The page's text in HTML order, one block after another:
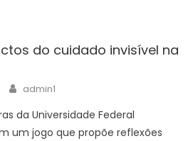
do cuidado invisível na
Author
admin1
da Universidade Federal
um jogo que propõe reflexões